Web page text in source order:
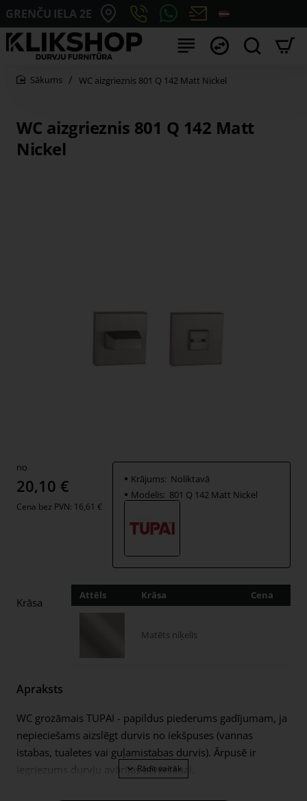
GRENČU IELA 2E
WC aizgrieznis 801 Q 142 Matt
Nickel
WC aizgrieznis 801 Q 142 Matt Nickel
no
20,10 €
Cena bez PVN: 16,61 €
Krājums: Noliktavā
Modelis: 801 Q 142 Matt Nickel
Krāsa
Attēls Krāsa Cena
Matēts niķelis
Apraksts
WC grozāmais TUPAI - papildus piederums gadījumam, ja
nepieciešams aizslēgt durvis no iekšpuses (vannas
istabas, tualetes vai guļamistabas durvis). Ārpusē ir
iegriezums durvju avārijas atvēršanai.